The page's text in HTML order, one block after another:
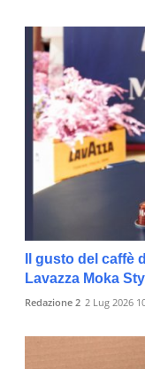
Il gusto del caffè
Lavazza Moka
Redazione 2 2 Lug 2026